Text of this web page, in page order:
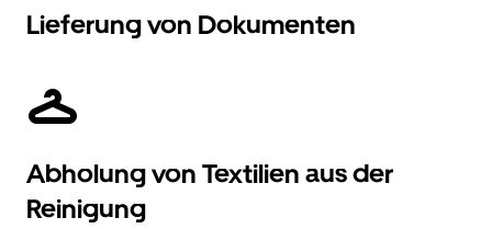
Lieferung von Dokumenten
Abholung von Textilien aus der
Reinigung